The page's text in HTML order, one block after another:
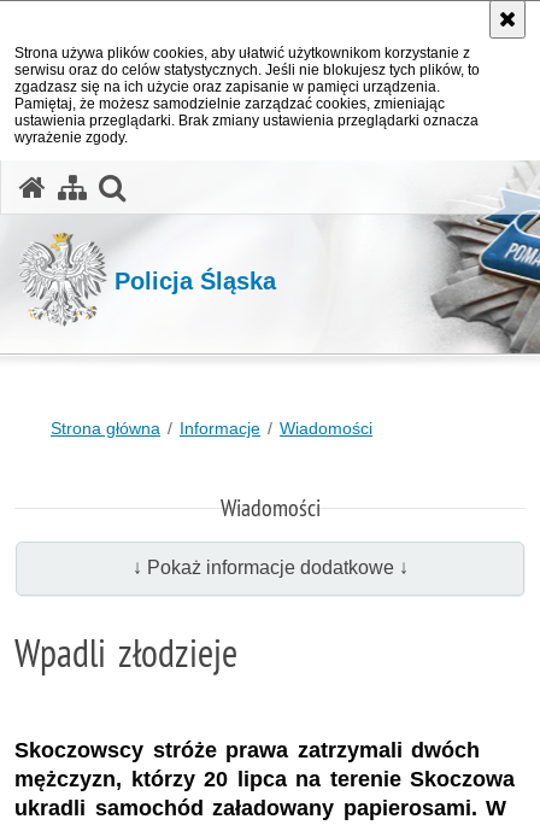
Strona używa plików cookies, aby ułatwić użytkownikom korzystanie z
serwisu oraz do celów statystycznych. Jeśli nie blokujesz tych plików, to
zgadzasz się na ich użycie oraz zapisanie w pamięci urządzenia.
Pamiętaj, że możesz samodzielnie zarządzać cookies, zmieniając
ustawienia przeglądarki. Brak zmiany ustawienia przeglądarki oznacza
wyrażenie zgody.
Policja Śląska
Strona główna Informacje Wiadomości
Wiadomości
↓ Pokaż informacje dodatkowe ↓
Wpadli złodzieje
Skoczowscy stróże prawa zatrzymali dwóch
mężczyzn, którzy 20 lipca na terenie Skoczowa
ukradli samochód załadowany papierosami. W